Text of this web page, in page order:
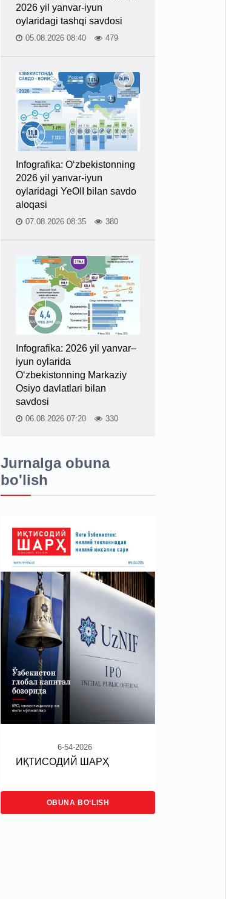
2026 yil yanvar-iyun
oylaridagi tashqi savdosi
05.08.2026 08:40 479
Infografika: O‘zbekistonning
2026 yil yanvar-iyun
oylaridagi YeOII bilan savdo
aloqasi
07.08.2026 08:35 380
Infografika: 2026 yil yanvar–
iyun oylarida
O‘zbekistonning Markaziy
Osiyo davlatlari bilan
savdosi
06.08.2026 07:20 330
Jurnalga obuna
bo'lish
6-54-2026
ИҚТИСОДИЙ ШАРҲ
OBUNA BO‘LISH